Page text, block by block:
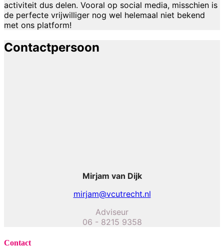
activiteit dus delen. Vooral op social media, misschien is
de perfecte vrijwilliger nog wel helemaal niet bekend
met ons platform!
Contactpersoon
Mirjam van Dijk
mirjam@vcutrecht.nl
Adviseur
06 - 8215 9358
Contact